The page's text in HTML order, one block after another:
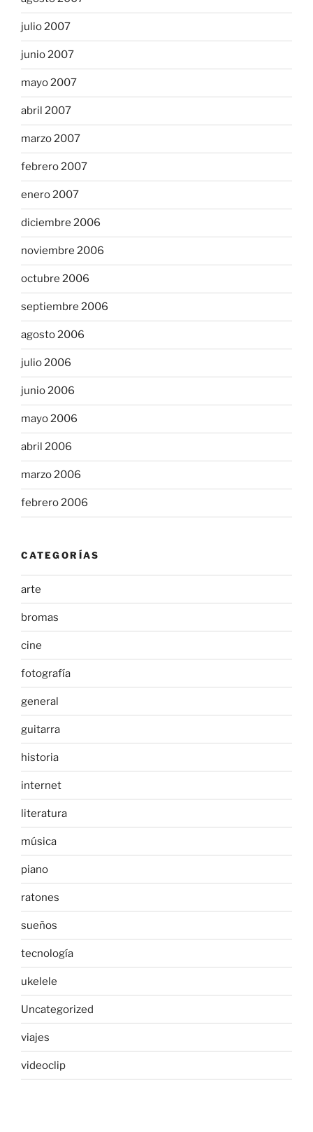
julio 2007
junio 2007
mayo 2007
abril 2007
marzo 2007
febrero 2007
enero 2007
diciembre 2006
noviembre 2006
octubre 2006
septiembre 2006
agosto 2006
julio 2006
junio 2006
mayo 2006
abril 2006
marzo 2006
febrero 2006
CATEGORÍAS
arte
bromas
cine
fotografía
general
guitarra
historia
internet
literatura
música
piano
ratones
sueños
tecnología
ukelele
Uncategorized
viajes
videoclip